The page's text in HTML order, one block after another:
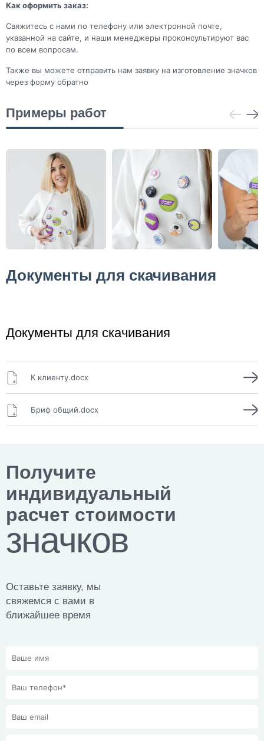
Как оформить заказ:
Свяжитесь с нами по телефону или электронной почте,
указанной на сайте, и наши менеджеры проконсультируют вас
по всем вопросам.
Также вы можете отправить нам заявку на изготовление значков
через форму обратно
Примеры работ
Документы для скачивания
Документы для скачивания
К клиенту.docx
Бриф общий.docx
Получите
индивидуальный
расчет стоимости
значков
Оставьте заявку, мы
свяжемся с вами в
ближайшее время